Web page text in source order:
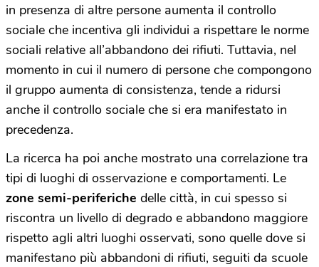
in presenza di altre persone aumenta il controllo
sociale che incentiva gli individui a rispettare le norme
sociali relative all’abbandono dei rifiuti. Tuttavia, nel
momento in cui il numero di persone che compongono
il gruppo aumenta di consistenza, tende a ridursi
anche il controllo sociale che si era manifestato in
precedenza.
La ricerca ha poi anche mostrato una correlazione tra
tipi di luoghi di osservazione e comportamenti. Le
zone semi-periferiche delle città, in cui spesso si
riscontra un livello di degrado e abbandono maggiore
rispetto agli altri luoghi osservati, sono quelle dove si
manifestano più abbandoni di rifiuti, seguiti da scuole